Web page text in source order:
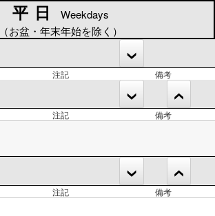
平日
Weekdays
（お盆・年末年始を除く）
注記 備考
注記 備考
注記 備考